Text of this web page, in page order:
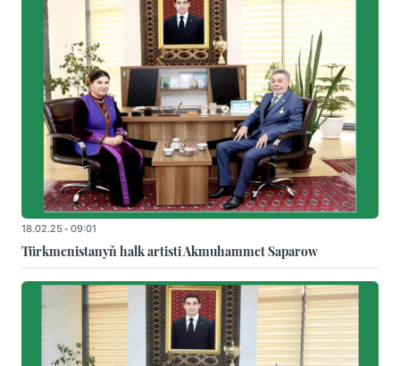
18.02.25 - 09:01
Türkmenistanyň halk artisti Akmuhammet Saparow